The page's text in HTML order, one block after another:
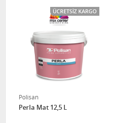
ÜCRETSIZ KARGO
Polisan
Perla Mat 12,5 L